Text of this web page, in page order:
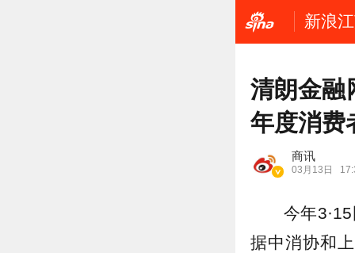
新浪
清朗金融
年度消费
商讯
03月13日
今年
据中消协和